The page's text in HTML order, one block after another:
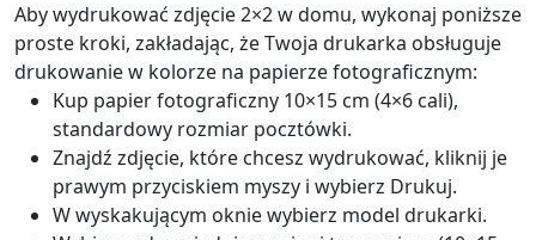
Aby wydrukować zdjęcie 2×2 w domu, wykonaj poniższe
proste kroki, zakładając, że Twoja drukarka obsługuje
drukowanie w kolorze na papierze fotograficznym:
Kup papier fotograficzny 10×15 cm (4×6 cali),
standardowy rozmiar pocztówki.
Znajdź zdjęcie, które chcesz wydrukować, kliknij je
prawym przyciskiem myszy i wybierz Drukuj.
W wyskakującym oknie wybierz model drukarki.